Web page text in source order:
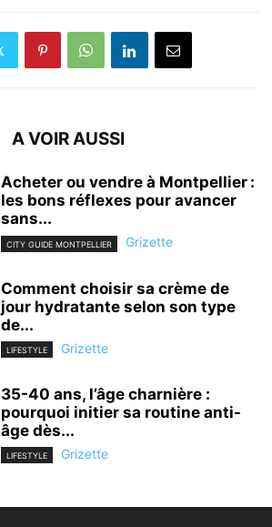
A VOIR AUSSI
Acheter ou vendre à Montpellier :
les bons réflexes pour avancer
sans...
CITY GUIDE MONTPELLIER Grizette
Comment choisir sa crème de
jour hydratante selon son type
de...
LIFESTYLE Grizette
35-40 ans, l’âge charnière :
pourquoi initier sa routine anti-
âge dès...
LIFESTYLE Grizette